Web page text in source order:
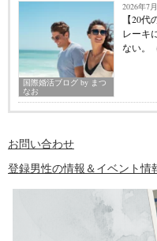
国際婚活ブログ by まつ
なお
2026年7
【20
レーキ
ない。
お問い合わせ
登録男性の情報＆イベント情